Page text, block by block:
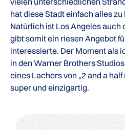
hat diese Stadt einfach alles zu
Natürlich ist Los Angeles auch
gibt somit ein riesen Angebot
interessierte. Der Moment als
in den Warner Brothers
eines Lachers von „2 and a
super und einzigartig.